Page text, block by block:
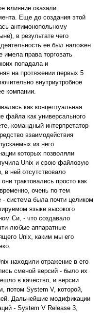
влияние оказали
Еще до создания этой
антимонопольному
в результате чего
ее был наложен
имела права торговать
попадала и
на протяжении первых 5
внутриутробное
компании.
как концептуальная
файла как универсального
командный интерпретатор
взаимодействия
из него
которых позволяли
Unix и свою файловую
в ней отсутствовало
трактовались просто как
очень по тем
система была почти целиком
языке высокого
Си, - что создавало
любые аппаратные
Unix, каким мы его
находили отражение в его
сменой версий - было их
в качество, и версии
потом System V, которой,
Дальнейшие модификации
- System V Release 3,